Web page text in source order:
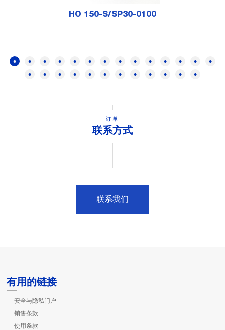
HO 150-S/SP30-0100
订单
联系方式
联系我们
有用的链接
安全与隐私门户
销售条款
使用条款